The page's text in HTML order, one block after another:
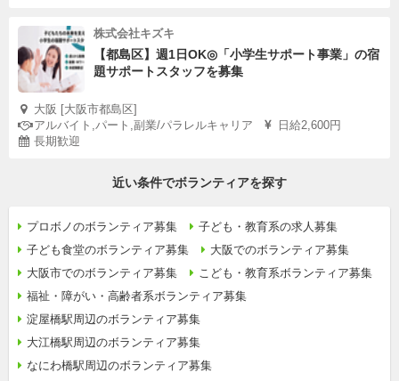
株式会社キズキ
【都島区】週1日OK◎「小学生サポート事業」の宿
題サポートスタッフを募集
大阪 [大阪市都島区]
アルバイト,パート,副業/パラレルキャリア
日給2,600円
長期歓迎
近い条件でボランティアを探す
プロボノのボランティア募集
子ども・教育系の求人募集
子ども食堂のボランティア募集
大阪でのボランティア募集
大阪市でのボランティア募集
こども・教育系ボランティア募集
福祉・障がい・高齢者系ボランティア募集
淀屋橋駅周辺のボランティア募集
大江橋駅周辺のボランティア募集
なにわ橋駅周辺のボランティア募集